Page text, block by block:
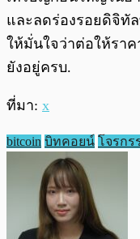
และลดร่องรอยดิจิทั
ให้มั่นใจว่าต่อให้รา
ยังอยู่ครบ.
ที่มา: x
bitcoin บิทคอยน์ โจรกร